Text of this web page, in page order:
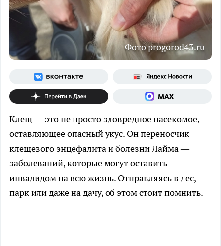
Фото progorod43.ru
Клещ — это не просто зловредное насекомое,
оставляющее опасный укус. Он переносчик
клещевого энцефалита и болезни Лайма —
заболеваний, которые могут оставить
инвалидом на всю жизнь. Отправляясь в лес,
парк или даже на дачу, об этом стоит помнить.